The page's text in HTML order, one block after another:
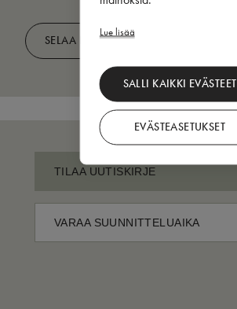
Lue lisää
SALLI KAIKKI EVÄSTEET
EVÄSTEASETUKSET
SELAA ESITETTÄ
TILAA UUTISKIRJE
VARAA SUUNNITTELUAIKA